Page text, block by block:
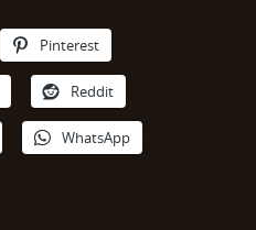
Pinterest
Reddit
WhatsApp